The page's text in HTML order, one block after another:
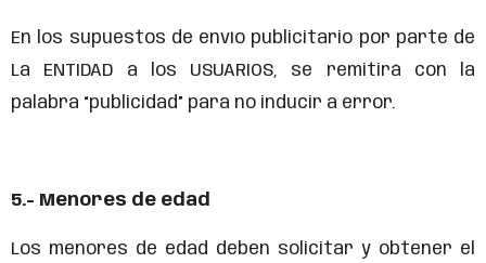
En los supuestos de envío publicitario por parte de
La ENTIDAD a los USUARIOS, se remitirá con la
palabra “publicidad” para no inducir a error.
5.- Menores de edad
Los menores de edad deben solicitar y obtener el